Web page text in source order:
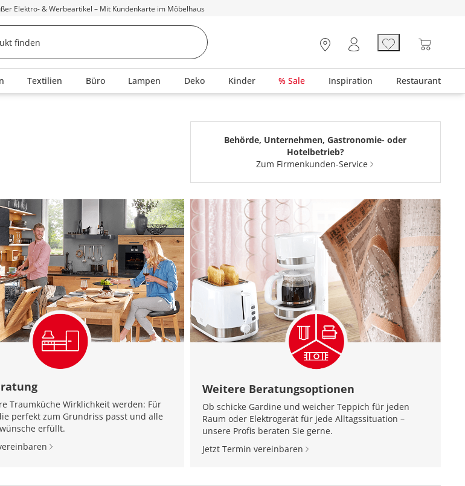
Elektro- & Werbeartikel – Mit Kundenkarte im Möbelhaus
Textilien Büro Lampen Deko Kinder % Sale Inspiration Restaurant
Behörde, Unternehmen, Gastronomie- oder
Hotelbetrieb?
Zum Firmenkunden-Service
Traumküche Wirklichkeit werden: Für
perfekt zum Grundriss passt und alle
erfüllt.
Weitere Beratungsoptionen
Ob schicke Gardine und weicher Teppich für jeden
Raum oder Elektrogerät für jede Alltagssituation –
unsere Profis beraten Sie gerne.
Jetzt Termin vereinbaren